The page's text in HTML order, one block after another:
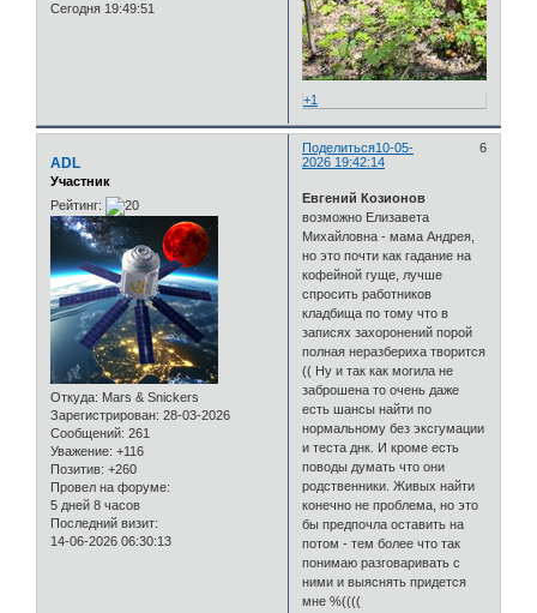
Сегодня 19:49:51
+1
Поделиться 6
10-05-
2026 19:42:14
ADL
Участник
Рейтинг:
Откуда: Mars & Snickers
Зарегистрирован: 28-03-2026
Сообщений: 261
Уважение: +116
Позитив: +260
Провел на форуме:
5 дней 8 часов
Последний визит:
14-06-2026 06:30:13
Евгений Козионов
возможно Елизавета
Михайловна - мама Андрея,
но это почти как гадание на
кофейной гуще, лучше
спросить работников
кладбища по тому что в
записях захоронений порой
полная неразбериха творится
(( Ну и так как могила не
заброшена то очень даже
есть шансы найти по
нормальному без эксгумации
и теста днк. И кроме есть
поводы думать что они
родственники. Живых найти
конечно не проблема, но это
бы предпочла оставить на
потом - тем более что так
понимаю разговаривать с
ними и выяснять придется
мне %((((